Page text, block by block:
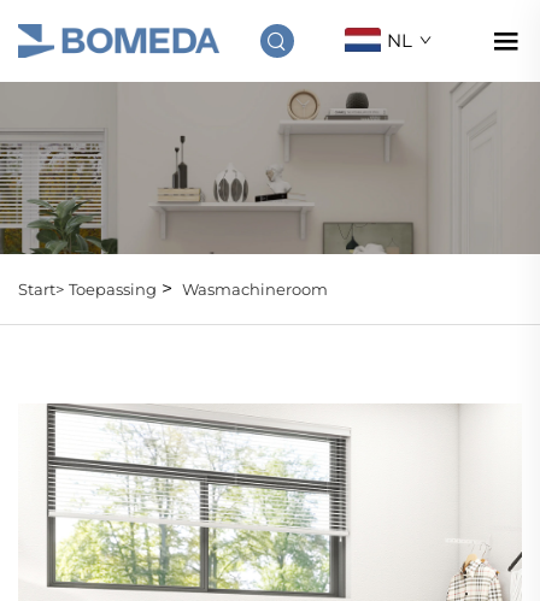
NL
Start> Toepassing > Wasmachineroom